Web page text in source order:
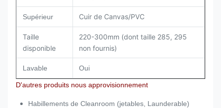
Supérieur Cuir de Canvas/PVC
Taille
disponible
220-300mm (dont taille 285, 295
non fournis)
Lavable Oui
D'autres produits nous approvisionnement
Habillements de Cleanroom (jetables, Launderable)